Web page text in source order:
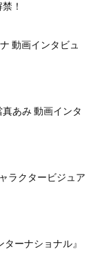
！
動画インタビュ
真あみ 動画インタ
ラクタービジュア
ターナショナル』